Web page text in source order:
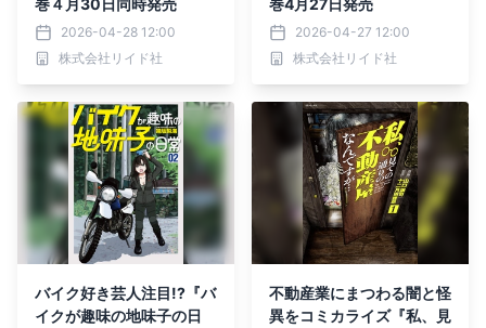
巻４月30日同時発売
2026-04-28 12:00
株式会社リイド社
巻4月27日発売
2026-04-27 12:00
株式会社リイド社
バイク好き芸人注目!?『バ
イクが趣味の地味子の日
不動産業にまつわる闇と怪
異をコミカライズ『私、見